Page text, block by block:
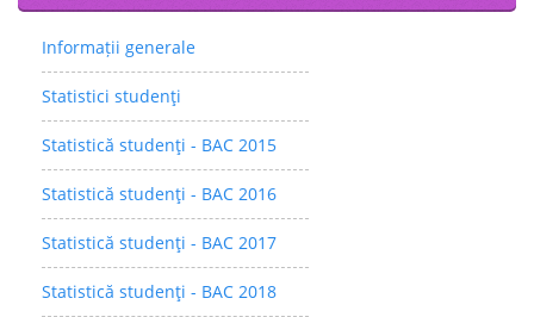
Informații generale
Statistici studenţi
Statistică studenţi - BAC 2015
Statistică studenţi - BAC 2016
Statistică studenţi - BAC 2017
Statistică studenţi - BAC 2018